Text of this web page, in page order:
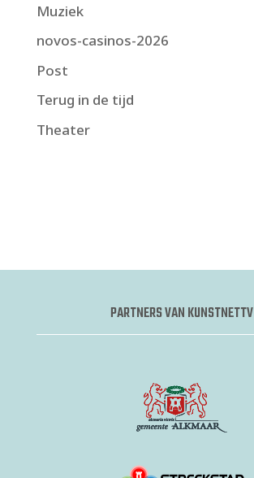
Muziek
novos-casinos-2026
Post
Terug in de tijd
Theater
PARTNERS VAN KUNSTNETTV